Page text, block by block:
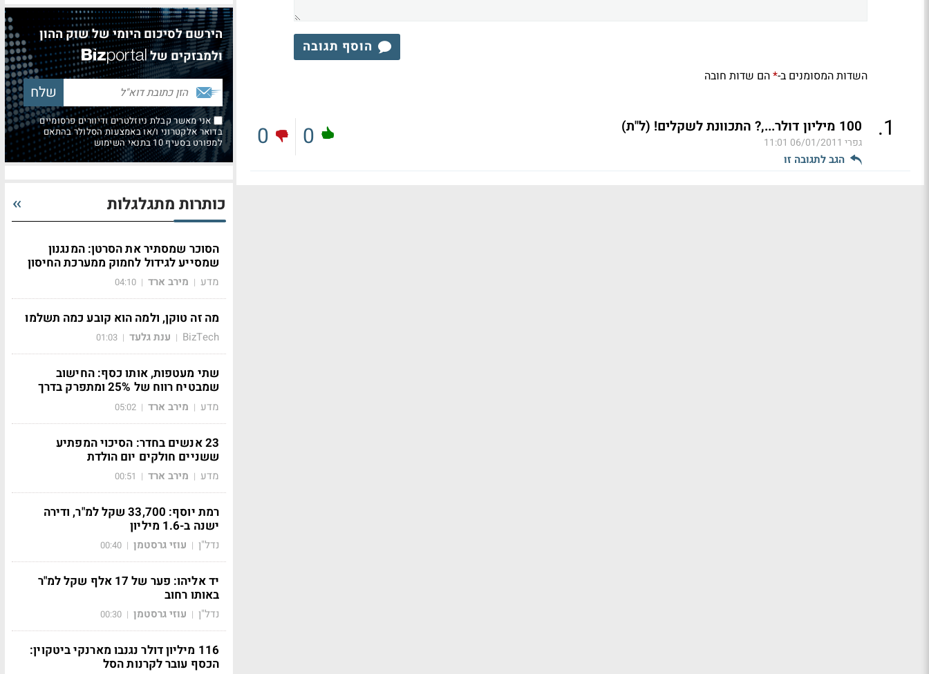
הוסף תגובה
השדות המסומנים ב-*הם שדות חובה
1
. 100 מיליון דולר...,? התכוונת לשקלים! (ל"ת)
גפרי 06/01/2011 11:01
הגב לתגובה זו
0
0
הירשם לסיכום היומי של שוק ההון
ולמבזקים של
אני מאשר קבלת ניוזלטרים ודיוורים פרסומיים
בדואר אלקטרוני ו/או באמצעות הסלולר בהתאם
למפורט בסעיף 10 בתנאי השימוש
כותרות מתגלגלות
הסוכר שמסתיר את הסרטן: המנגנון
שמסייע לגידול לחמוק ממערכת החיסון
מדע | מירב ארד |
04:10
מה זה טוקן, ולמה הוא קובע כמה תשלמו
BizTech
| ענת גלעד |
01:03
שתי מעטפות, אותו כסף: החישוב
שמבטיח רווח של 25% ומתפרק בדרך
מדע | מירב ארד |
05:02
23 אנשים בחדר: הסיכוי המפתיע
ששניים חולקים יום הולדת
מדע | מירב ארד |
00:51
רמת יוסף: 33,700 שקל למ"ר, ודירה
ישנה ב-1.6 מיליון
נדל"ן | עוזי גרסטמן |
00:40
יד אליהו: פער של 17 אלף שקל למ"ר
באותו רחוב
נדל"ן | עוזי גרסטמן |
00:30
116 מיליון דולר נגנבו מארנקי ביטקוין:
הכסף עובר לקרנות הסל